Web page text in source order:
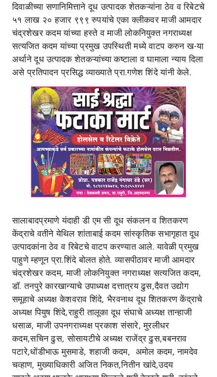
दिवाळीच्या सणानिमित्ताने दूध उत्पादक शेतकऱ्यांना ठेव व रिबेटचे
५१ लाख २० हजार ९९९ रुपयांचे एका क्लीकवर माजी आमदार
चंद्रशेखर कदम यांच्या हस्ते व माजी लोकनियुक्त नगराध्यक्ष
सत्यजित कदम यांच्या प्रमुख उपस्थिती मध्ये वाटप करुन ख-या
अर्थाने दूध उत्पादक शेतकऱ्यांच्या कष्टाला व घामाला न्याय दिला
असे प्रतिपादन प्रसिद्ध व्याख्याते प्रा.गणेश शिंदे यांनी केले.
सालाबादप्रमाणे यंदाही डी एम सी दूध संकलन व शितकरण
केंद्राचे वतीने येथिल शांताबाई कदम सांस्कृतिक सभागृहात दूध
उत्पादकांना ठेव व रिबेटचे वाटप करण्यात आले. यावेळी प्रमुख
पाहुणे म्हणून प्रा.शिंदे बोलत होते. व्यासपीठावर माजी आमदार
चंद्रशेखर कदम, माजी लोकनियुक्त नगराध्यक्ष सत्यजित कदम,
डॉ. तनपुरे कारखान्याचे उपाध्यक्ष दत्तात्रय ढुस,दैवत उद्योग
समूहाचे अध्यक्ष केशवराव शिंदे, भैरवनाथ दूध शितकरण केंद्राचे
अध्यक्ष पियुष शिंदे,राहुरी तालूका दूध संघाचे अध्यक्ष तान्हाजी
धसाळ, माजी उपनगराध्यक्ष प्रकाश संसारे, मुरलीधर
कदम,सचिन ढुस, सोसायटीचे अध्यक्ष राजेंद्र ढुस,बबनराव
पटारे,धोंडीभाऊ मुसमाडे, शहाजी कदम, अमोल कदम, नामदेव
चव्हाण, मुख्याधिकारी अजित निकत,नितीन खांदे,उदय